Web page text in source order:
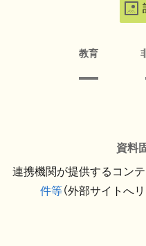
教育
資料
連携機関が提供するコンテ
件等（外部サイトへ